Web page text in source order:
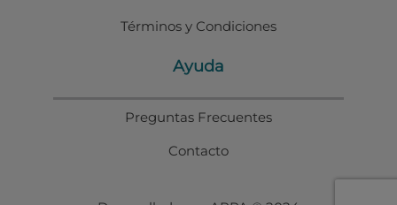
Términos y Condiciones
Ayuda
Preguntas Frecuentes
Contacto